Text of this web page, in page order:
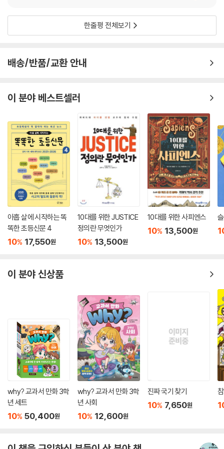
이다. 투표라는 주제를 말하기 위해서는 서양사, 한국사 그중에서도 특히
혁명이나 부정 선거 등 역사의 어두운 부분을 언급하지 않을 수 없다. 쟁취
부분을 발견하고 웃음 터지게 하는 유머러스한 그림으로 무게감 있는 주제
한줄평 전체보기
배송/반품/교환 안내
이 분야 베스트셀러
아홉 살에 시작하는 똑
똑한 초등신문 4
10% 17,550원
10대를 위한 JUSTICE
정의란 무엇인가
10% 13,500원
10대를 위한 사피엔스
10% 13,500원
이 분야 신상품
why? 교과서 만화 3학
년 세트
10% 50,400원
why? 교과서 만화 3학
년 사회
10% 12,600원
진짜 국기 찾기
10% 7,650원